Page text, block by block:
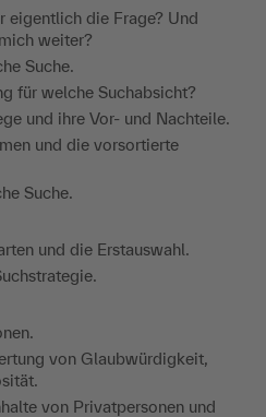
eigentlich die Frage? Und
weiter?
Suche.
für welche Suchabsicht?
und ihre Vor- und Nachteile.
und die vorsortierte
Suche.
und die Erstauswahl.
von Glaubwürdigkeit,
von Privatpersonen und